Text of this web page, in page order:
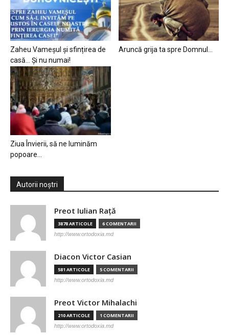
Zaheu Vameșul și sfințirea de
casă… Și nu numai!
Aruncă grija ta spre Domnul…
Ziua Învierii, să ne luminăm
popoare…
Autorii noștri
Preot Iulian Raţă
3878 ARTICOLE 6 COMENTARII
http://www.ortodoxia.md
Diacon Victor Casian
581 ARTICOLE 5 COMENTARII
http://www.ortodoxia.md
Preot Victor Mihalachi
210 ARTICOLE 1 COMENTARII
http://www.ortodoxia.md